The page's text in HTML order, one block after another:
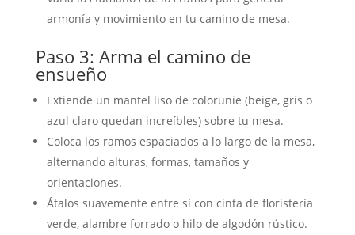
armonía y movimiento en tu camino de mesa.
Paso 3: Arma el camino de
ensueño
Extiende un mantel liso de colorunie (beige, gris o
azul claro quedan increíbles) sobre tu mesa.
Coloca los ramos espaciados a lo largo de la mesa,
alternando alturas, formas, tamaños y
orientaciones.
Átalos suavemente entre sí con cinta de floristería
verde, alambre forrado o hilo de algodón rústico.